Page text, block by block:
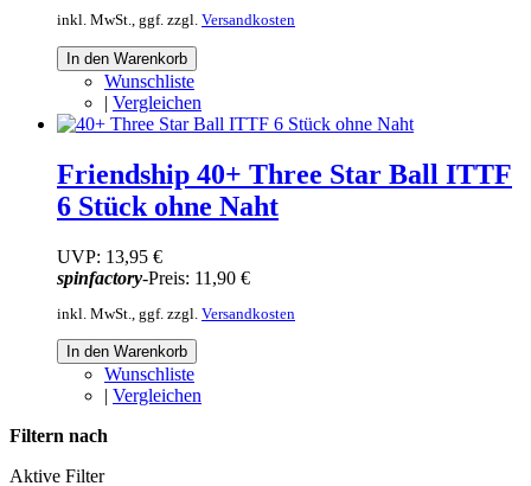
inkl. MwSt., ggf. zzgl. Versandkosten
In den Warenkorb
Wunschliste
| Vergleichen
Friendship 40+ Three Star Ball ITTF
6 Stück ohne Naht
UVP: 13,95 €
spinfactory-Preis: 11,90 €
inkl. MwSt., ggf. zzgl. Versandkosten
In den Warenkorb
Wunschliste
| Vergleichen
Filtern nach
Aktive Filter